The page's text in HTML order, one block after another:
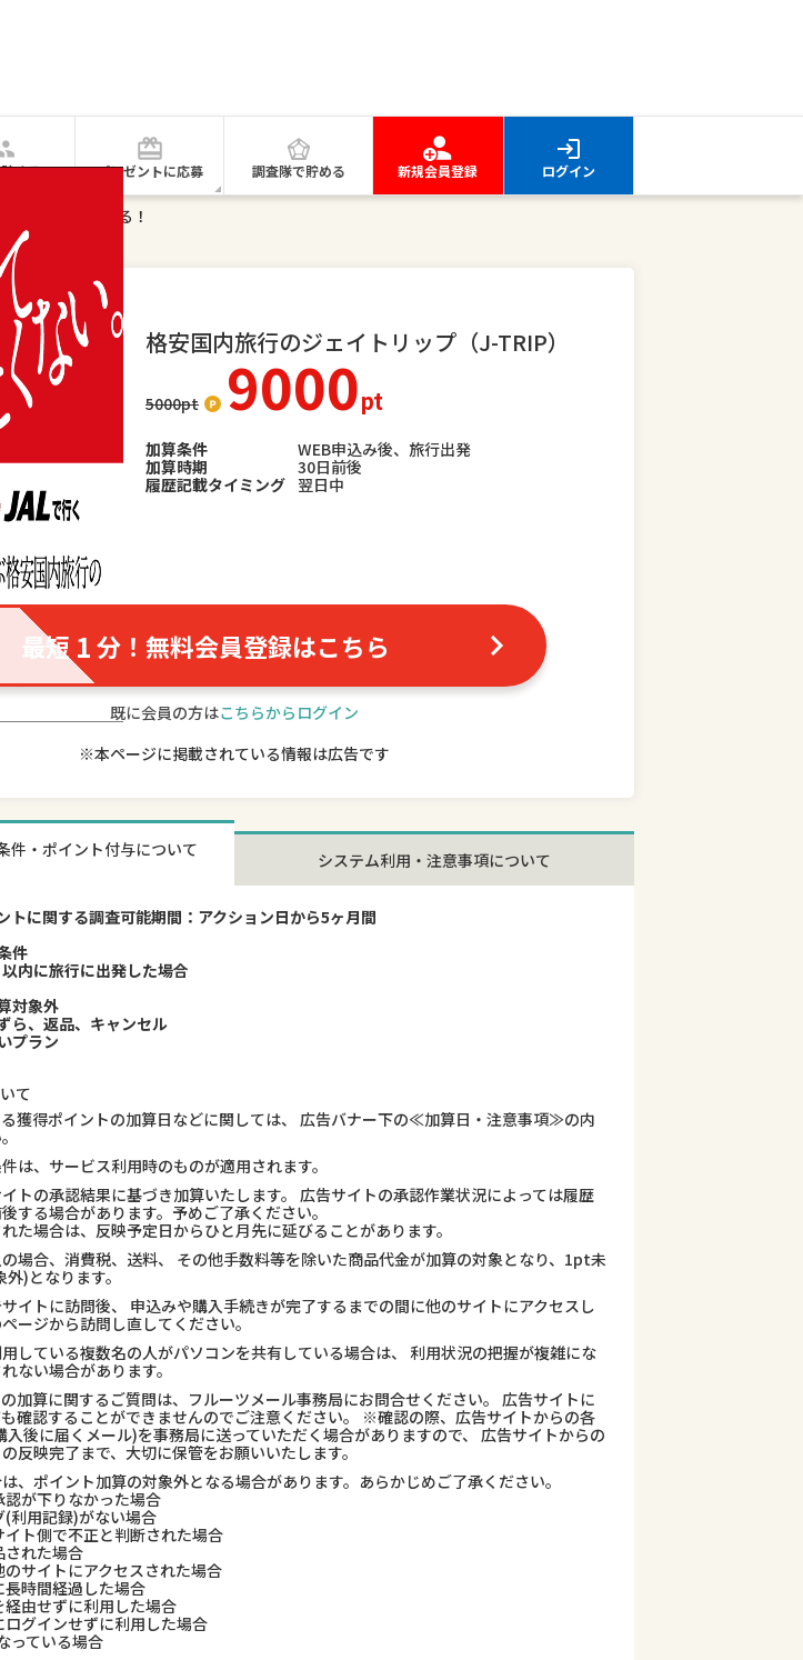
める プレゼントに応募 調査隊で貯める 新規会員登録 ログイン
イントを貯める！
格安国内旅行のジェイトリップ（J-TRIP）
5000pt 9000pt
加算条件
WEB申込み後、旅行出発
加算時期
30日前後
履歴記載タイミング 翌日中
最短 1分！無料会員登録はこちら
既に会員の方はこちらからログイン
※本ページに掲載されている情報は広告です
件・ポイント付与について システム利用・注意事項について
トに関する調査可能期間：アクション日から5ヶ月間
件
内に旅行に出発した場合
対象外
ら、返品、キャンセル
プラン
て
獲得ポイントの加算日などに関しては、 広告バナー下の≪加算日・注意事項≫の内
は、サービス利用時のものが適用されます。
トの承認結果に基づき加算いたします。 広告サイトの承認作業状況によっては履歴
する場合があります。予めご了承ください。
た場合は、反映予定日からひと月先に延びることがあります。
場合、消費税、送料、 その他手数料等を除いた商品代金が加算の対象となり、1pt未
)となります。
イトに訪問後、 申込みや購入手続きが完了するまでの間に他のサイトにアクセスし
ージから訪問し直してください。
している複数名の人がパソコンを共有している場合は、 利用状況の把握が複雑にな
ない場合があります。
加算に関するご質問は、フルーツメール事務局にお問合せください。 広告サイトに
確認することができませんのでご注意ください。 ※確認の際、広告サイトからの各
後に届くメール)を事務局に送っていただく場合がありますので、 広告サイトからの
反映完了まで、大切に保管をお願いいたします。
、ポイント加算の対象外となる場合があります。あらかじめご了承ください。
認が下りなかった場合
(利用記録)がない場合
イト側で不正と判断された場合
された場合
のサイトにアクセスされた場合
長時間経過した場合
経由せずに利用した場合
ログインせずに利用した場合
っている場合